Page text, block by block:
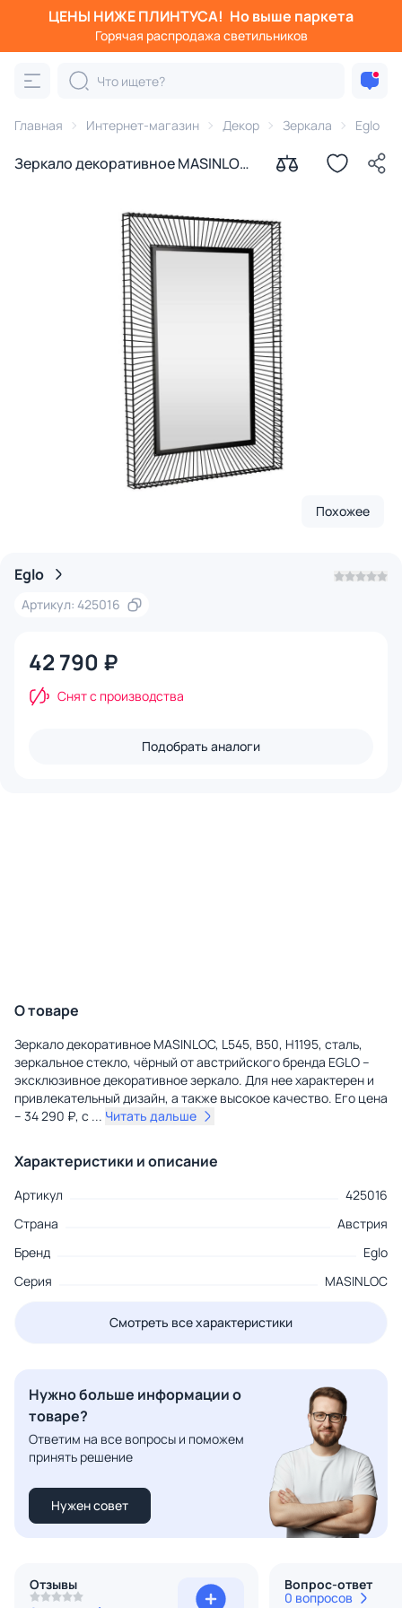
ЦЕНЫ НИЖЕ ПЛИНТУСА! Но выше паркета
Горячая распродажа светильников
Главная Интернет-магазин Декор Зеркала Eglo
Зеркало декоративное MASINLOC
Похожее
Eglo
Артикул: 425016
42 790 ₽
Снят с производства
Подобрать аналоги
О товаре
Зеркало декоративное MASINLOC, L545, B50, H1195, сталь,
зеркальное стекло, чёрный от австрийского бренда EGLO –
эксклюзивное декоративное зеркало. Для нее характерен и
привлекательный дизайн, а также высокое качество. Его цена
– 34 290 ₽, с ... Читать дальше
Характеристики и описание
Артикул
425016
Страна
Австрия
Бренд
Eglo
Серия
MASINLOC
Смотреть все характеристики
Нужно больше информации о
товаре?
Ответим на все вопросы и поможем
принять решение
Нужен совет
Отзывы
Вопрос-ответ
0 вопросов